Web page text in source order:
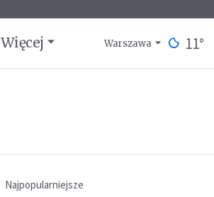
Więcej Warszawa 11°
Najpopularniejsze